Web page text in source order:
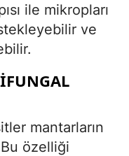
ile mikropları
ve
mantarların
Bu özelliği